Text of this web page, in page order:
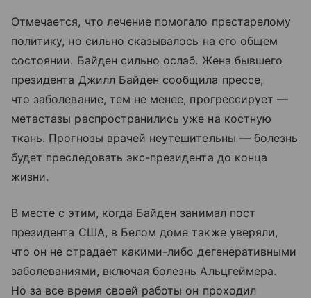
Отмечается, что лечение помогало престарелому
политику, но сильно сказывалось на его общем
состоянии. Байден сильно ослаб. Жена бывшего
президента Джилл Байден сообщила прессе,
что заболевание, тем не менее, прогрессирует —
метастазы распространились уже на костную
ткань. Прогнозы врачей неутешительны — болезнь
будет преследовать экс-президента до конца
жизни.
В месте с этим, когда Байден занимал пост
президента США, в Белом доме также уверяли,
что он не страдает какими-либо дегенеративными
заболеваниями, включая болезнь Альцгеймера.
Но за все время своей работы он проходил